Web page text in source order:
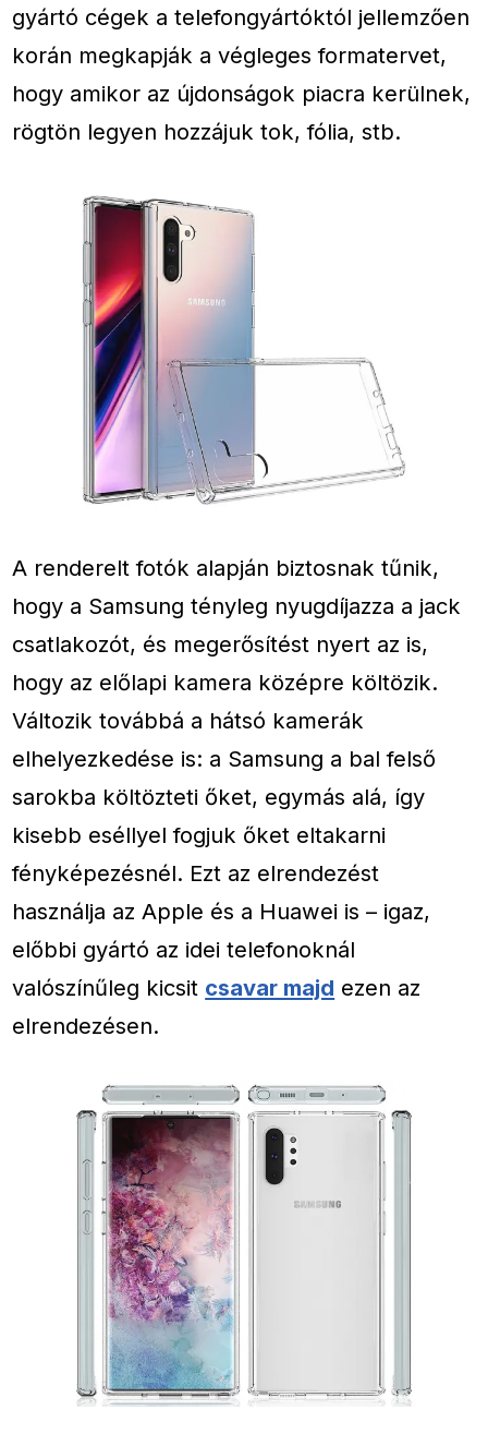
gyártó cégek a telefongyártóktól jellemzően
korán megkapják a végleges formatervet,
hogy amikor az újdonságok piacra kerülnek,
rögtön legyen hozzájuk tok, fólia, stb.
A renderelt fotók alapján biztosnak tűnik,
hogy a Samsung tényleg nyugdíjazza a jack
csatlakozót, és megerősítést nyert az is,
hogy az előlapi kamera középre költözik.
Változik továbbá a hátsó kamerák
elhelyezkedése is: a Samsung a bal felső
sarokba költözteti őket, egymás alá, így
kisebb eséllyel fogjuk őket eltakarni
fényképezésnél. Ezt az elrendezést
használja az Apple és a Huawei is – igaz,
előbbi gyártó az idei telefonoknál
valószínűleg kicsit csavar majd ezen az
elrendezésen.